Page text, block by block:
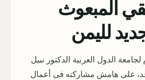
المبعوث
لليمن
لجامعة الدول العربية الدكتور نبيل
على هامش مشاركته فى أعمال